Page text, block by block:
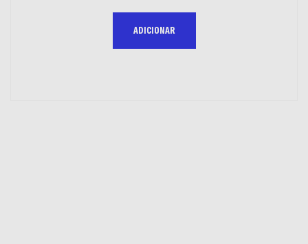
ADICIONAR